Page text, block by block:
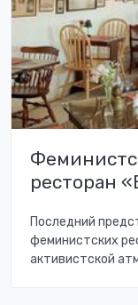
ресторан
Последний
феминистских
активистской